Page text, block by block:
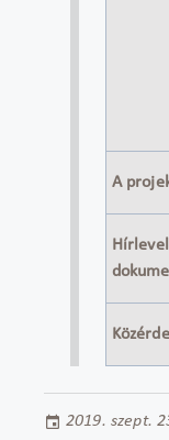
A
2019. szept.